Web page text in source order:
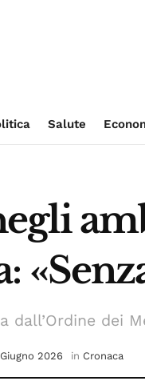
Salute
dall’Ordine dei
2026 in Cronaca